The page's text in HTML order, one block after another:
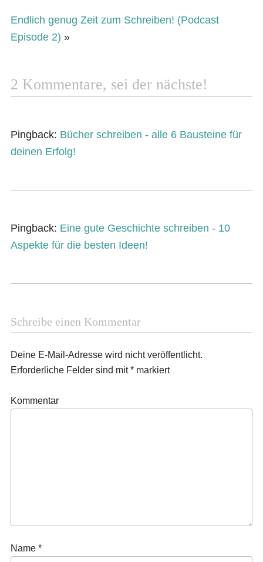
Endlich genug Zeit zum Schreiben! (Podcast
Episode 2) »
2 Kommentare, sei der nächste!
Pingback: Bücher schreiben - alle 6 Bausteine für
deinen Erfolg!
Pingback: Eine gute Geschichte schreiben - 10
Aspekte für die besten Ideen!
Schreibe einen Kommentar
Deine E-Mail-Adresse wird nicht veröffentlicht.
Erforderliche Felder sind mit*markiert
Kommentar
Name *